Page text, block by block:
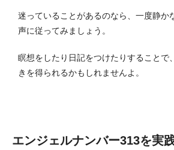
迷っていることがあるのなら、一度静か
声に従ってみましょう。
瞑想をしたり日記をつけたりすることで
きを得られるかもしれませんよ。
エンジェルナンバー313を実